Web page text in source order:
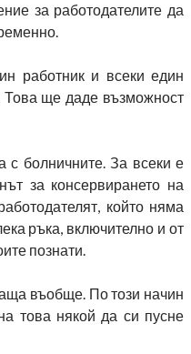
за работодателите да
работник и всеки един
Това ще даде възможност
с болничните. За всеки е
за консервирането на
който няма
ръка, включително и от
познати.
въобще. По този начин
това някой да си пусне